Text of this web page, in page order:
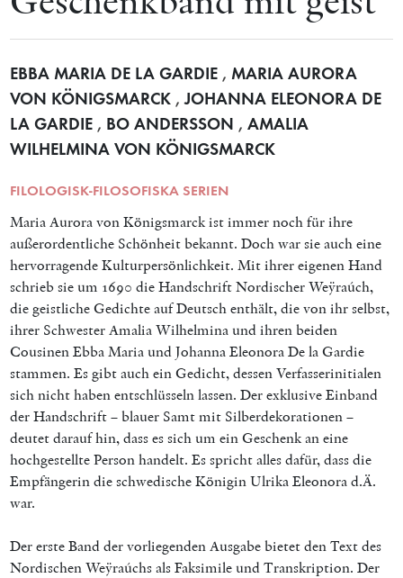
EBBA MARIA DE LA GARDIE , MARIA AURORA
VON KÖNIGSMARCK , JOHANNA ELEONORA DE
LA GARDIE , BO ANDERSSON , AMALIA
WILHELMINA VON KÖNIGSMARCK
FILOLOGISK-FILOSOFISKA SERIEN
Maria Aurora von Königsmarck ist immer noch für ihre
außerordentliche Schönheit bekannt. Doch war sie auch eine
hervorragende Kulturpersönlichkeit. Mit ihrer eigenen Hand
schrieb sie um 1690 die Handschrift Nordischer Weÿraúch,
die geistliche Gedichte auf Deutsch enthält, die von ihr selbst,
ihrer Schwester Amalia Wilhelmina und ihren beiden
Cousinen Ebba Maria und Johanna Eleonora De la Gardie
stammen. Es gibt auch ein Gedicht, dessen Verfasserinitialen
sich nicht haben entschlüsseln lassen. Der exklusive Einband
der Handschrift – blauer Samt mit Silberdekorationen –
deutet darauf hin, dass es sich um ein Geschenk an eine
hochgestellte Person handelt. Es spricht alles dafür, dass die
Empfängerin die schwedische Königin Ulrika Eleonora d.Ä.
war.
Der erste Band der vorliegenden Ausgabe bietet den Text des
Nordischen Weÿraúchs als Faksimile und Transkription. Der